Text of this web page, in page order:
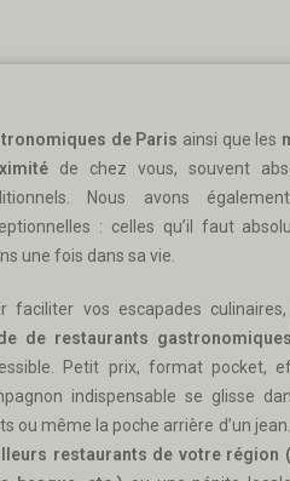
de Paris ainsi que les
de chez vous, souvent
Nous avons
: celles qu’il faut
une fois dans sa vie.
faciliter vos escapades
de restaurants gastronomiques
Petit prix, format pocket,
indispensable se glisse
ou même la poche arrière d’un
restaurants de votre région